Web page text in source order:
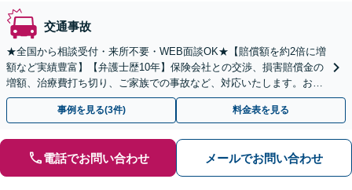
交通事故
★全国から相談受付・来所不要・WEB面談OK★【賠償額を約2倍に増
額など実績豊富】【弁護士歴10年】保険会社との交渉、損害賠償金の
増額、治療費打ち切り、ご家族での事故など、対応いたします。お早
めにご相談ください【初回相談・着手金無料】
事例を見る(3件) 料金表を見る
電話でお問い合わせ メールでお問い合わせ